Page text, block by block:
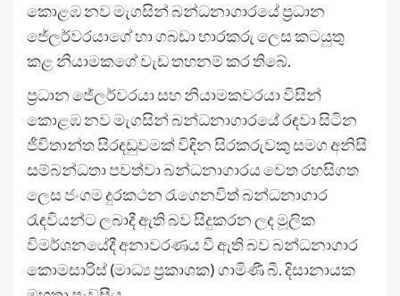
කොළඹ නව මැගසින් බන්ධනාගාරයේ ප්‍රධාන
ජේලර්වරයාගේ හා ගබඩා භාරකරු ලෙස කටයුතු
කළ නියාමකගේ වැඩ තහනම් කර තිබේ.
ප්‍රධාන ජේලර්වරයා සහ නියාමකවරයා විසින්
කොළඹ නව මැගසින් බන්ධනාගාරයේ රඳවා සිටින
ජීවිතාන්ත සිරඳඩුවමක් විඳින සිරකරුවකු සමග අනිසි
සම්බන්ධතා පවත්වා බන්ධනාගාරය වෙත රහසිගත
ලෙස ජංගම දුරකථන රැගෙනවිත් බන්ධනාගාර
රැඳවියන්ට ලබාදී ඇති බව සිදුකරන ලද මූලික
විමර්ශනයේදී අනාවරණය වී ඇති බව බන්ධනාගාර
කොමසාරිස් (මාධ්‍ය ප්‍රකාශක) ගාමිණී බී. දිසානායක